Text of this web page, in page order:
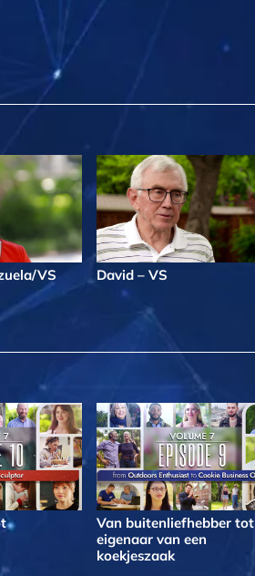
VS David – VS
Van buitenliefhebber tot
eigenaar van een
koekjeszaak